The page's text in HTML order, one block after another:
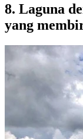
8. Laguna
yang